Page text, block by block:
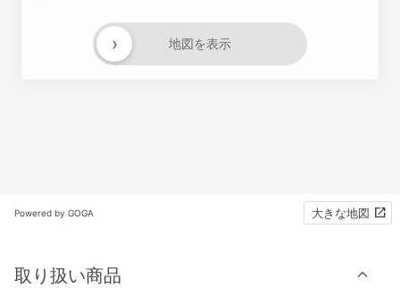
地図を表示
›
Powered by GOGA 大きな地図
取り扱い商品